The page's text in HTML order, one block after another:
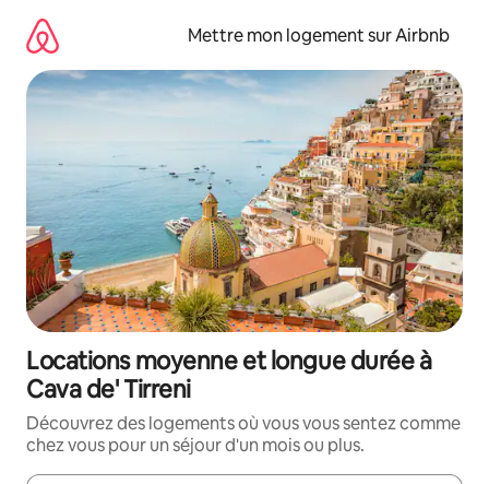
directement
contenu
Mettre mon logement sur Airbnb
Locations moyenne et longue durée à
Cava de' Tirreni
Découvrez des logements où vous vous sentez comme
chez vous pour un séjour d'un mois ou plus.